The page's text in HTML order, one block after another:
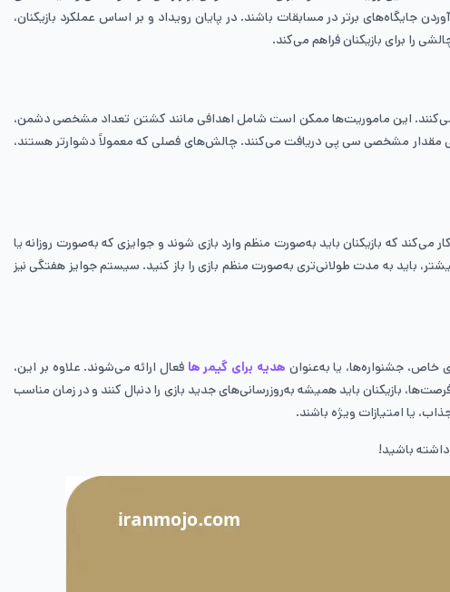
برتر در مسابقات باشند. در پایان رویداد و بر اساس عملکرد بازیکنان،
را برای بازیکنان فراهم می‌کند.
می‌کنند. این ماموریت‌ها ممکن است شامل اهدافی مانند کشتن تعداد مشخصی دشمن،
مقدار مشخصی سی پی دریافت می‌کنند. چالش‌های فصلی که معمولاً دشوارتر هستند،
که بازیکنان باید به‌صورت منظم وارد بازی شوند و جوایزی که به‌صورت روزانه یا
باید به مدت طولانی‌تری به‌صورت منظم بازی را باز کنید. سیستم جوایز هفتگی نیز
خاص، جشنواره‌ها، یا به‌عنوان هدیه برای گیمر ها فعال ارائه می‌شوند. علاوه بر این،
بازیکنان باید همیشه به‌روزرسانی‌های جدید بازی را دنبال کنند و در زمان مناسب
یا امتیازات ویژه باشند.
باشید!